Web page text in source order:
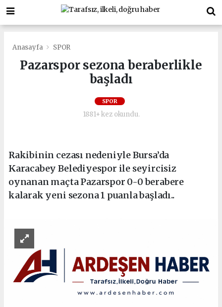
Anasayfa SPOR
Pazarspor sezona beraberlikle
başladı
SPOR
1881+ kez okundu.
Rakibinin cezası nedeniyle Bursa’da
Karacabey Belediyespor ile seyircisiz
oynanan maçta Pazarspor 0-0 berabere
kalarak yeni sezona 1 puanla başladı..